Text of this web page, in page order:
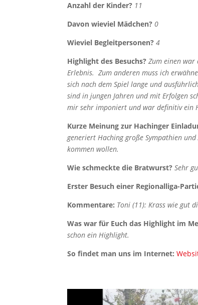
Anzahl der Kinder? 11
Davon wieviel Mädchen? 0
Wieviel Begleitpersonen? 4
Highlight des Besuchs? Zum einen war
Erlebnis.Zum anderen muss ich
sich nach dem Spiel lange und
sind in jungen Jahren und mit Erfolgen
mir sehr imponiert und war definitiv ein
Kurze Meinung zur Hachinger
generiert Haching große Sympathien
kommen wollen.
Wie schmeckte die Bratwurst? Sehr
Erster Besuch einer Regionalliga-
Kommentare: Toni (11): Krass wie gut
Was war für Euch das Highlight im
schon ein Highlight.
So findet man uns im Internet: